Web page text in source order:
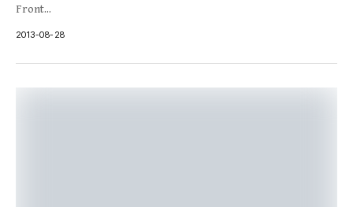
Front...
2013-08-28